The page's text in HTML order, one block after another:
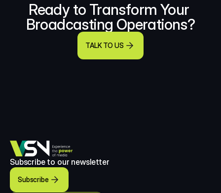
Ready to Transform Your
Broadcasting Operations?
TALK TO US
Subscribe to our newsletter
Subscribe